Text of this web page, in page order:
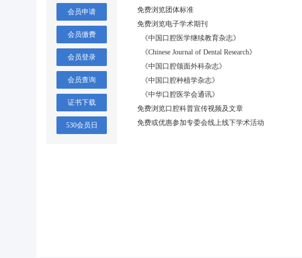
会员申请
会员缴费
会员登录
会员查询
证书下载
530会员日
免费浏览团体标准
免费浏览电子学术期刊
《中国口腔医学继续教育杂志》
《Chinese Journal of Dental Research》
《中国口腔颌面外科杂志》
《中国口腔种植学杂志》
《中华口腔医学会通讯》
免费浏览口腔科普宣传视频及文章
免费或优惠参加专委会线上线下学术活动